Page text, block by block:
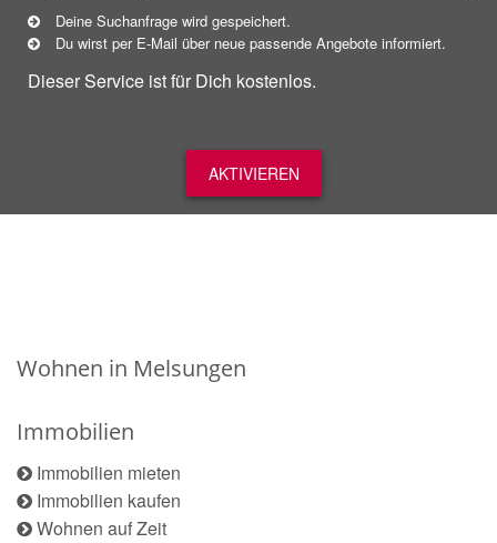
Deine Suchanfrage wird gespeichert.
Du wirst per E-Mail über neue passende Angebote informiert.
Dieser Service ist für Dich kostenlos.
AKTIVIEREN
Wohnen in Melsungen
Immobilien
Immobilien mieten
Immobilien kaufen
Wohnen auf Zeit